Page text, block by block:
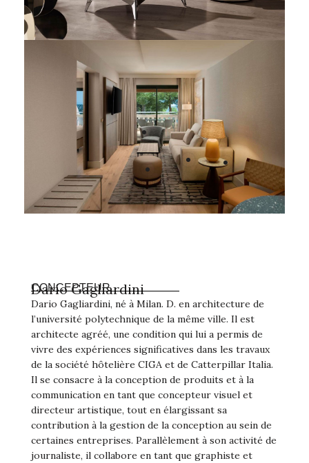
Darío Gagliardini
CONCEPTEUR
Dario Gagliardini, né à Milan. D. en architecture de
l’université polytechnique de la même ville. Il est
architecte agréé, une condition qui lui a permis de
vivre des expériences significatives dans les travaux
de la société hôtelière CIGA et de Catterpillar Italia.
Il se consacre à la conception de produits et à la
communication en tant que concepteur visuel et
directeur artistique, tout en élargissant sa
contribution à la gestion de la conception au sein de
certaines entreprises. Parallèlement à son activité de
journaliste, il collabore en tant que graphiste et